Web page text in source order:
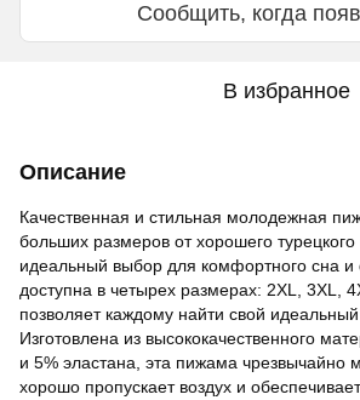
Сообщить, когда
В избранное
Описание
Качественная и стильная молодежная
больших размеров от хорошего
идеальный выбор для комфортного сна
доступна в четырех размерах: 2XL, 3XL,
позволяет каждому найти свой идеальный
Изготовлена из высококачественного
и 5% эластана, эта пижама чрезвычайно
хорошо пропускает воздух и